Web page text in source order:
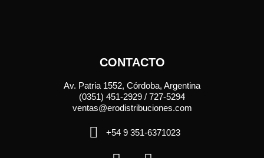
CONTACTO
Av. Patria 1552, Córdoba, Argentina
(0351) 451-2929 / 727-5294
ventas@erodistribuciones.com
+54 9 351-6371023